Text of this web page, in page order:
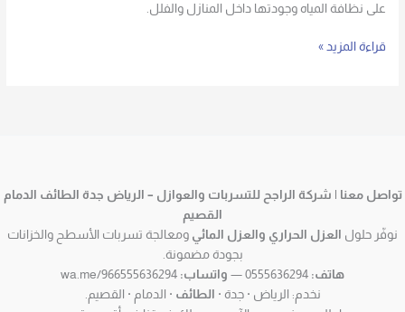
على نظافة المياه وجودتها داخل المنازل والفلل.
قراءة المزيد »
تواصل معنا | شركة الراجح للتسربات والعوازل – الرياض جدة الطائف الدمام
القصيم
نوفّر حلول العزل الحراري والعزل المائي ومعالجة تسربات الأسطح والخزانات
بجودة مضمونة.
هاتف:
واتساب:
نخدم: الرياض · جدة · الطائف · الدمام · القصيم.